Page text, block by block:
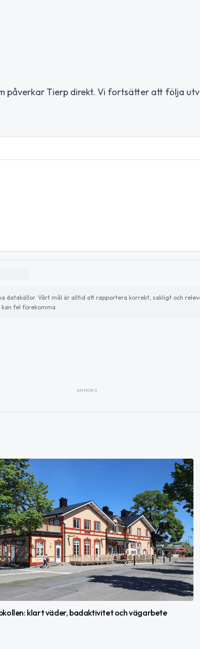
påverkar Tierp direkt. Vi fortsätter att följa
datakällor. Vårt mål är alltid att rapportera korrekt, sakligt och
fel förekomma.
ANNONS
klart väder, badaktivitet och vägarbete